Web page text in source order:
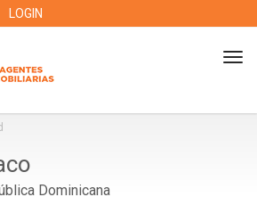
LOGIN
Dominicana